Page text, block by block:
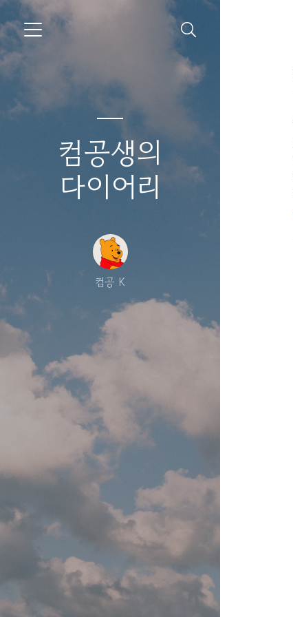
컴공생의
다이어리
컴공 K